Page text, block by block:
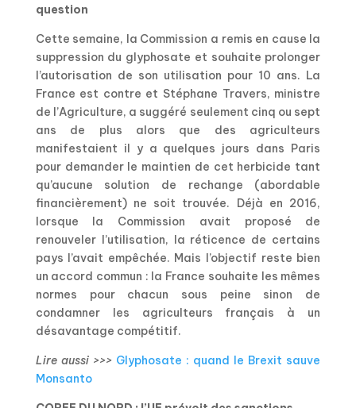
question
Cette semaine, la Commission a remis en cause la
suppression du glyphosate et souhaite prolonger
l’autorisation de son utilisation pour 10 ans. La
France est contre et Stéphane Travers, ministre
de l’Agriculture, a suggéré seulement cinq ou sept
ans de plus alors que des agriculteurs
manifestaient il y a quelques jours dans Paris
pour demander le maintien de cet herbicide tant
qu’aucune solution de rechange (abordable
financièrement) ne soit trouvée. Déjà en 2016,
lorsque la Commission avait proposé de
renouveler l’utilisation, la réticence de certains
pays l’avait empêchée. Mais l’objectif reste bien
un accord commun : la France souhaite les mêmes
normes pour chacun sous peine sinon de
condamner les agriculteurs français à un
désavantage compétitif.
Lire aussi >>> Glyphosate : quand le Brexit sauve
Monsanto